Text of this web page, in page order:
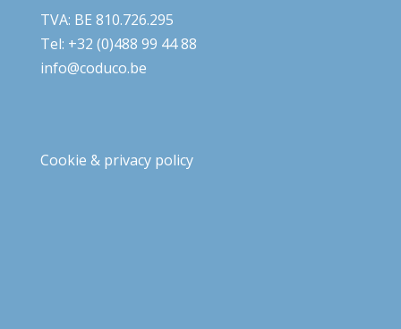
TVA: BE 810.726.295
Tel: +32 (0)488 99 44 88
info@coduco.be
Cookie & privacy policy